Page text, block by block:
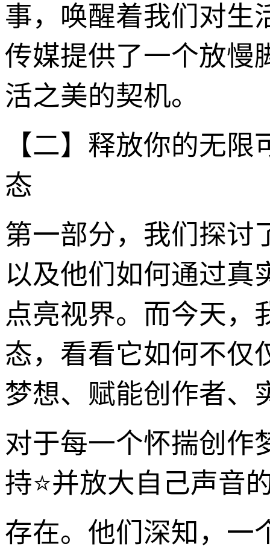
事，唤醒着我们对生
传媒提供了一个放慢
活之美的契机。
【二】释放你的无
态
第一部分，我们探
以及他们如何通过真
点亮视界。而今天，
态，看看它如何不仅
梦想、赋能创作者、
对于每一个怀揣创作
持⭐并放大自己声音
存在。他们深知，一